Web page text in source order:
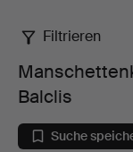
Filtrieren
Balclis
Suche